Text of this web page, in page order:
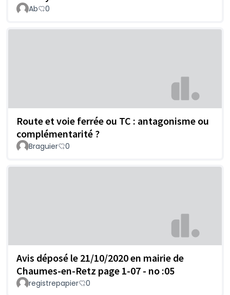
Ab 0
Route et voie ferrée ou TC : antagonisme ou
complémentarité ?
Braguier 0
Avis déposé le 21/10/2020 en mairie de
Chaumes-en-Retz page 1-07 - no :05
registrepapier 0